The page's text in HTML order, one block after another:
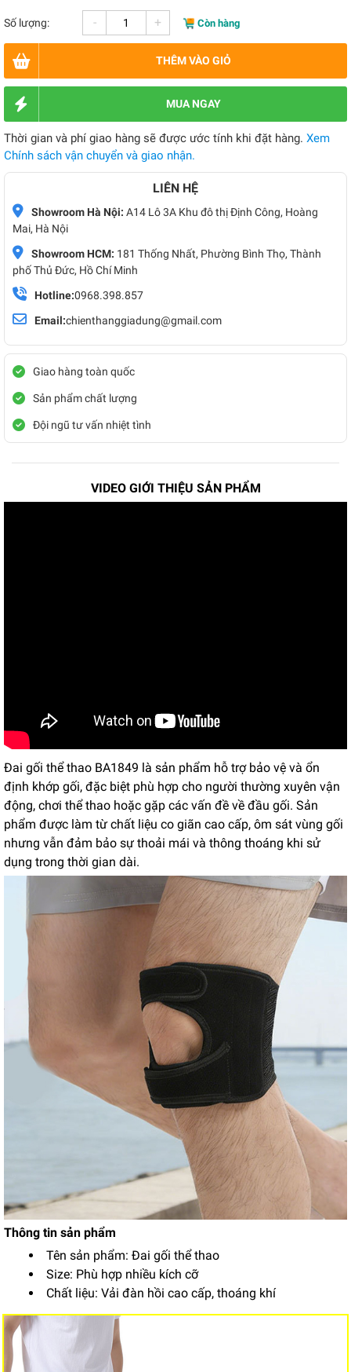
Số lượng: - + Còn hàng
THÊM VÀO GIỎ
MUA NGAY
Thời gian và phí giao hàng sẽ được ước tính khi đặt hàng. Xem
Chính sách vận chuyển và giao nhận.
LIÊN HỆ
Showroom Hà Nội: A14 Lô 3A Khu đô thị Định Công, Hoàng
Mai, Hà Nội
Showroom HCM: 181 Thống Nhất, Phường Bình Thọ, Thành
phố Thủ Đức, Hồ Chí Minh
Hotline:0968.398.857
Email:chienthanggiadung@gmail.com
Giao hàng toàn quốc
Sản phẩm chất lượng
Đội ngũ tư vấn nhiệt tình
VIDEO GIỚI THIỆU SẢN PHẨM
Đai gối thể thao BA1849 là sản phẩm hỗ trợ bảo vệ và ổn
định khớp gối, đặc biệt phù hợp cho người thường xuyên vận
động, chơi thể thao hoặc gặp các vấn đề về đầu gối. Sản
phẩm được làm từ chất liệu co giãn cao cấp, ôm sát vùng gối
nhưng vẫn đảm bảo sự thoải mái và thông thoáng khi sử
dụng trong thời gian dài.
Thông tin sản phẩm
Tên sản phẩm: Đai gối thể thao
Size: Phù hợp nhiều kích cỡ
Chất liệu: Vải đàn hồi cao cấp, thoáng khí